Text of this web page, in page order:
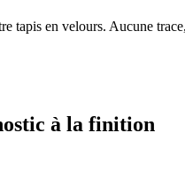
tapis en velours. Aucune
à la finition